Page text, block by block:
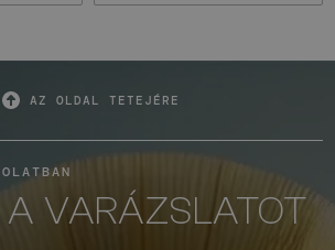
AZ OLDAL TETEJÉRE
A VARÁZSLATOT